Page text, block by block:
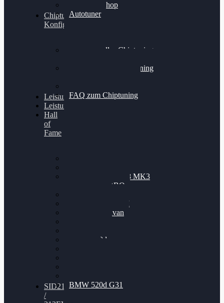
Alientech Shop
Autotuner
Chiptuning
Konfigurator
Professionelles Chiptuning
Professionelles Chiptuning
FAQ zum Chiptuning
Leistungsmessung
Leistungsprüfstand
Hall
of
Fame
Nissan GT-R35 3.8 MK3
V6 TWINTURBO
VW Passat 2.0TDI
VW T6 Multivan
BMW 120d
BMW 520d G31
SID212
/